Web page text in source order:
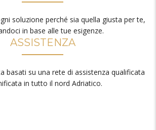
soluzione perché sia quella giusta per te,
in base alle tue esigenze.
ASSISTENZA
basati su una rete di assistenza qualificata
in tutto il nord Adriatico.